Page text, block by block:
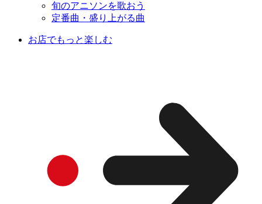
旬のアニソンを歌おう
定番曲・盛り上がる曲
お店でもっと楽しむ